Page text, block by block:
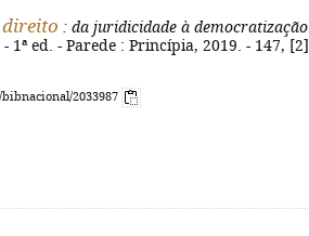
direito : da juridicidade à democratização
1ª ed. - Parede : Princípia, 2019. - 147,
2033987